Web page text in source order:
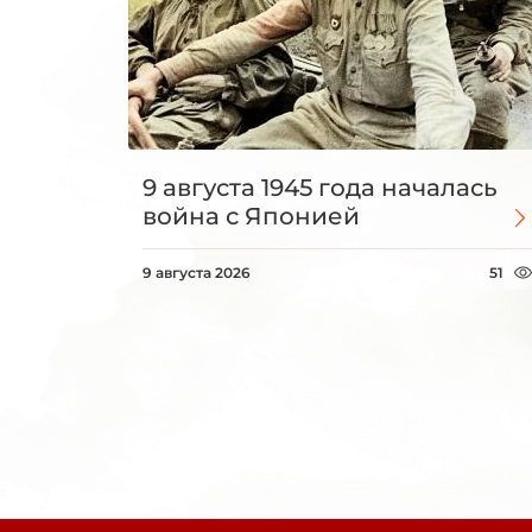
9 августа 1945 года началась
война с Японией
9 августа 2026 51